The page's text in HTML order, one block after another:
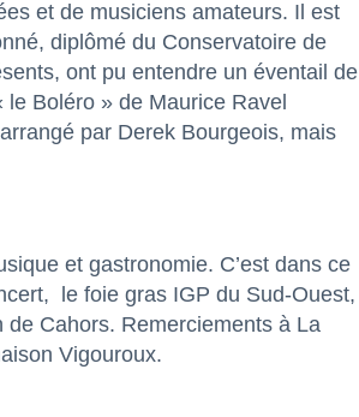
et de musiciens amateurs. Il est
diplômé du Conservatoire de
ont pu entendre un éventail de
Boléro » de Maurice Ravel
par Derek Bourgeois, mais
et gastronomie. C’est dans ce
le foie gras IGP du Sud-Ouest,
de Cahors. Remerciements à La
Vigouroux.